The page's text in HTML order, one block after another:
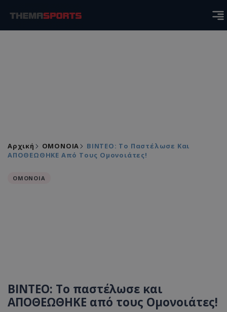
Αρχική ΟΜΟΝΟΙΑ
ΒΙΝΤΕΟ: Το Παστέλωσε Και
ΑΠΟΘΕΩΘΗΚΕ Από Τους Ομονοιάτες!
ΟΜΟΝΟΙΑ
ΒΙΝΤΕΟ: Το παστέλωσε και
ΑΠΟΘΕΩΘΗΚΕ από τους Ομονοιάτες!